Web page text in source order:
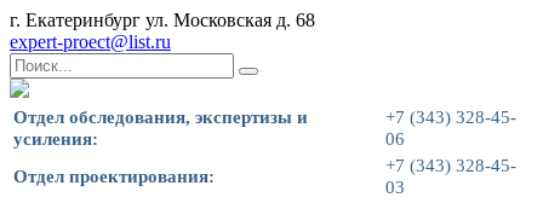
г. Екатеринбург ул. Московская д. 68
expert-proect@list.ru
Отдел обследования, экспертизы и
усиления:
+7 (343) 328-45-
06
Отдел проектирования:
+7 (343) 328-45-
03